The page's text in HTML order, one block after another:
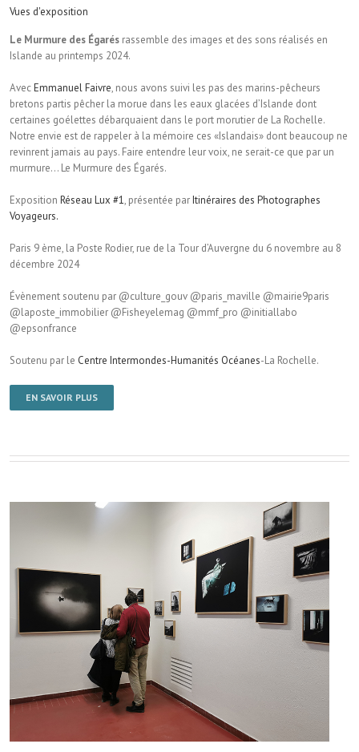
Vues d'exposition
Le Murmure des Égarés rassemble des images et des sons réalisés en
Islande au printemps 2024.
AvecEmmanuel Faivre, nous avons suivi les pas des marins-pêcheurs
bretons partis pêcher la morue dans les eaux glacées d’Islande dont
certaines goélettes débarquaient dans le port morutier de La Rochelle.
Notre envie est de rappeler à la mémoire ces «Islandais» dont beaucoup ne
revinrent jamais au pays. Faire entendre leur voix, ne serait-ce que par un
murmure… Le Murmure des Égarés.
Exposition Réseau Lux #1, présentée parItinéraires des Photographes
Voyageurs.
Paris 9 ème, la Poste Rodier, rue de la Tour d’Auvergne du 6 novembre au 8
décembre 2024
Évènement soutenu par @culture_gouv @paris_maville @mairie9paris
@laposte_immobilier @Fisheyelemag @mmf_pro @initiallabo
@epsonfrance
Soutenu par le Centre Intermondes-Humanités Océanes-La Rochelle.
EN SAVOIR PLUS